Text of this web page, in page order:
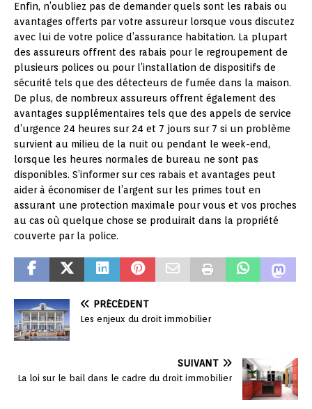
Enfin, n’oubliez pas de demander quels sont les rabais ou
avantages offerts par votre assureur lorsque vous discutez
avec lui de votre police d’assurance habitation. La plupart
des assureurs offrent des rabais pour le regroupement de
plusieurs polices ou pour l’installation de dispositifs de
sécurité tels que des détecteurs de fumée dans la maison.
De plus, de nombreux assureurs offrent également des
avantages supplémentaires tels que des appels de service
d’urgence 24 heures sur 24 et 7 jours sur 7 si un problème
survient au milieu de la nuit ou pendant le week-end,
lorsque les heures normales de bureau ne sont pas
disponibles. S’informer sur ces rabais et avantages peut
aider à économiser de l’argent sur les primes tout en
assurant une protection maximale pour vous et vos proches
au cas où quelque chose se produirait dans la propriété
couverte par la police.
PRÉCÉDENT
Les enjeux du droit immobilier
SUIVANT
La loi sur le bail dans le cadre du droit immobilier